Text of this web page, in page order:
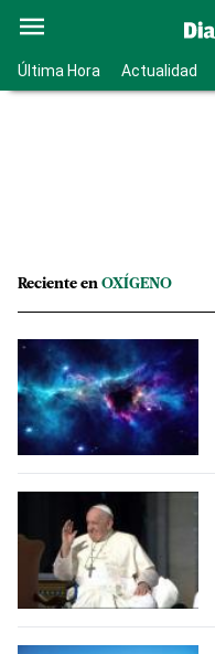
Última Hora Actualidad
Reciente en OXÍGENO